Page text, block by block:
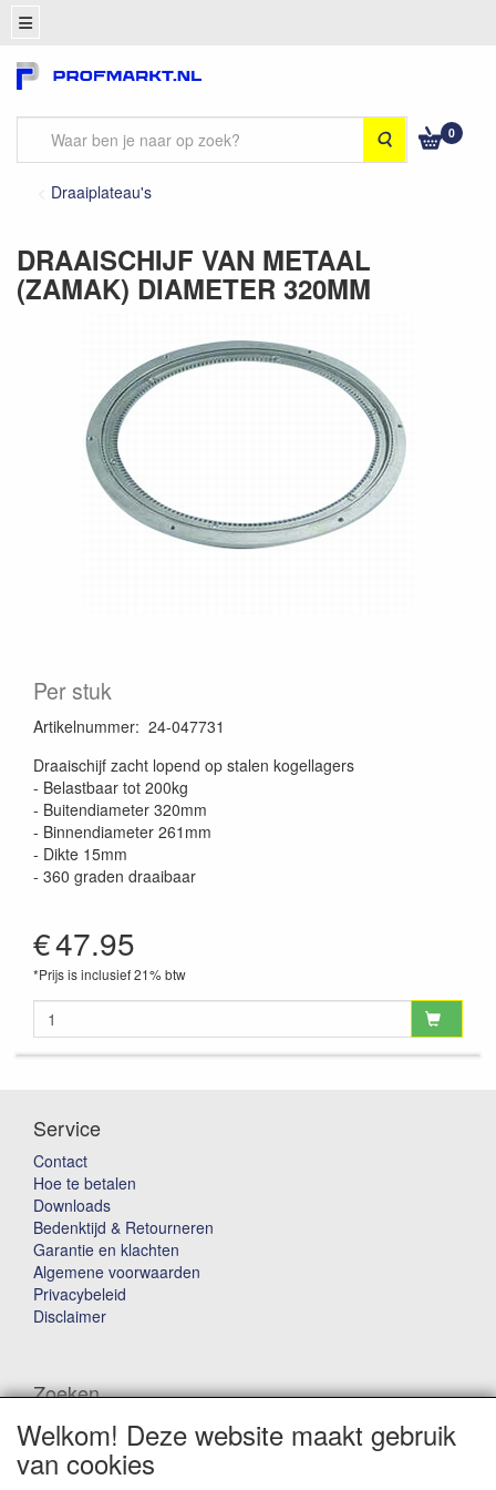
Zoeken 0
Draaiplateau's
DRAAISCHIJF VAN METAAL
(ZAMAK) DIAMETER 320MM
Per stuk
Artikelnummer: 24-047731
Draaischijf zacht lopend op stalen kogellagers
- Belastbaar tot 200kg
- Buitendiameter 320mm
- Binnendiameter 261mm
- Dikte 15mm
- 360 graden draaibaar
€47.95
*Prijs is inclusief 21% btw
Service
Contact
Hoe te betalen
Downloads
Bedenktijd & Retourneren
Garantie en klachten
Algemene voorwaarden
Privacybeleid
Disclaimer
Zoeken
Waar ben je naar op zoek?
Welkom! Deze website maakt gebruik
van cookies